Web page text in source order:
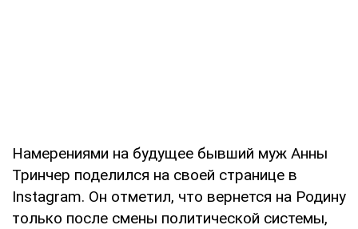
Намерениями на будущее бывший муж Анны
Тринчер поделился на своей странице в
Instagram. Он отметил, что вернется на Родину
только после смены политической системы,